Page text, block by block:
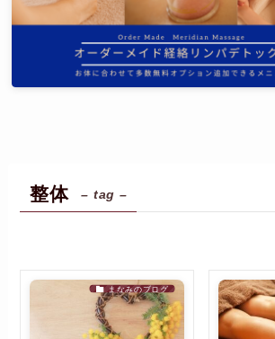
整体 – tag –
まなみのブログ